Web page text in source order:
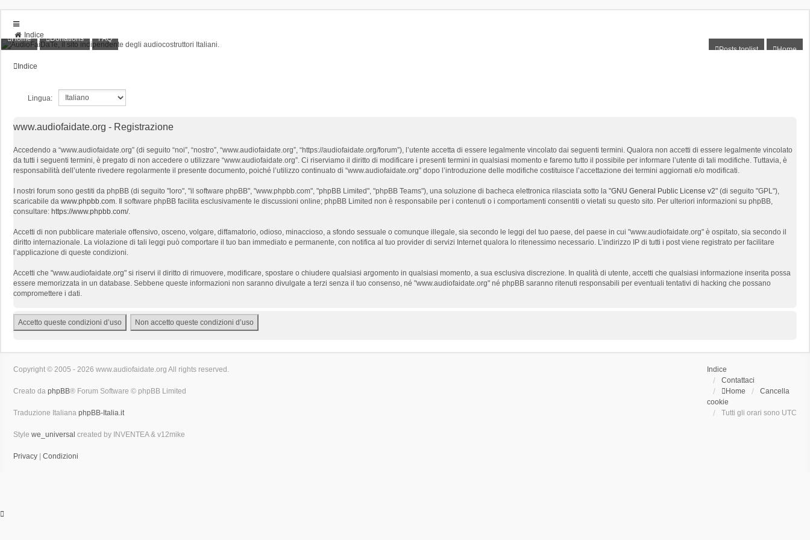
Indice
Home
FAQ
Login
Posts toplist Home
Home Donations FAQ
Indice
Lingua:
www.audiofaidate.org - Registrazione
Accedendo a “www.audiofaidate.org” (di seguito “noi”, “nostro”, “www.audiofaidate.org”, “https://audiofaidate.org/forum”), l’utente accetta di essere legalmente vincolato dai seguenti termini. Qualora non accetti di essere legalmente vincolato
da tutti i seguenti termini, è pregato di non accedere o utilizzare “www.audiofaidate.org”. Ci riserviamo il diritto di modificare i presenti termini in qualsiasi momento e faremo tutto il possibile per informare l’utente di tali modifiche. Tuttavia, è
responsabilità dell’utente rivedere regolarmente il presente documento, poiché l’utilizzo continuato di “www.audiofaidate.org” dopo l’introduzione delle modifiche costituisce l’accettazione dei termini aggiornati e/o modificati.
I nostri forum sono gestiti da phpBB (di seguito "loro", "il software phpBB", "www.phpbb.com", "phpBB Limited", "phpBB Teams"), una soluzione di bacheca elettronica rilasciata sotto la "GNU General Public License v2" (di seguito "GPL"),
scaricabile da www.phpbb.com. Il software phpBB facilita esclusivamente le discussioni online; phpBB Limited non è responsabile per i contenuti o i comportamenti consentiti o vietati su questo sito. Per ulteriori informazioni su phpBB,
consultare: https://www.phpbb.com/.
Accetti di non pubblicare materiale offensivo, osceno, volgare, diffamatorio, odioso, minaccioso, a sfondo sessuale o comunque illegale, sia secondo le leggi del tuo paese, del paese in cui "www.audiofaidate.org" è ospitato, sia secondo il
diritto internazionale. La violazione di tali leggi può comportare il tuo ban immediato e permanente, con notifica al tuo provider di servizi Internet qualora lo ritenessimo necessario. L’indirizzo IP di tutti i post viene registrato per facilitare
l’applicazione di queste condizioni.
Accetti che "www.audiofaidate.org" si riservi il diritto di rimuovere, modificare, spostare o chiudere qualsiasi argomento in qualsiasi momento, a sua esclusiva discrezione. In qualità di utente, accetti che qualsiasi informazione inserita possa
essere memorizzata in un database. Sebbene queste informazioni non saranno divulgate a terzi senza il tuo consenso, né "www.audiofaidate.org" né phpBB saranno ritenuti responsabili per eventuali tentativi di hacking che possano
compromettere i dati.
Indice
Contattaci
Home
Cancella
cookie
Tutti gli orari sono UTC
Copyright © 2005 - 2026 www.audiofaidate.org All rights reserved.
Creato da phpBB® Forum Software © phpBB Limited
Traduzione Italiana phpBB-Italia.it
Style we_universal created by INVENTEA & v12mike
Privacy | Condizioni